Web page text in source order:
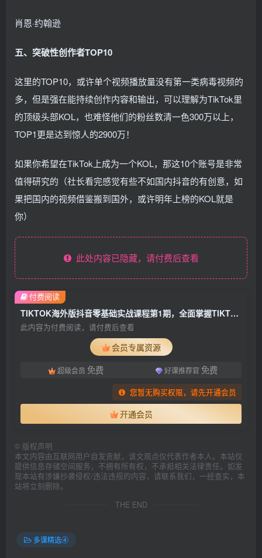
肖恩·约翰逊
五、突破性创作者TOP10
这里的TOP10，或许单个视频播放量没有第一类病毒视频的
多，但是强在能持续创作内容和输出，可以理解为TikTok里
的顶级头部KOL，也难怪他们的粉丝数清一色300万以上，
TOP1更是达到惊人的2900万！
如果你希望在TikTok上成为一个KOL，那这10个账号是非常
值得研究的（社长看完感觉有些不如国内抖音的有创意，如
果把国内的视频借鉴搬到国外，或许明年上榜的KOL就是
你）
此处内容已隐藏，请付费后查看
TIKTOK海外版抖音零基础实战课程第1期，全面掌握TIKTOK基础运营方法
此内容为付费阅读，请付费后查看
会员专属资源
超级会员 免费 好课推荐官 免费
您暂无购买权限，请先开通会员
开通会员
付费阅读
© 版权声明
本文内容由互联网用户自发贡献，该文观点仅代表作者本人。本站仅
提供信息存储空间服务，不拥有所有权，不承担相关法律责任。如发
现本站有涉嫌抄袭侵权/违法违规的内容，请联系我们，一经查实，本
站将立刻删除。
THE END
多课精选④